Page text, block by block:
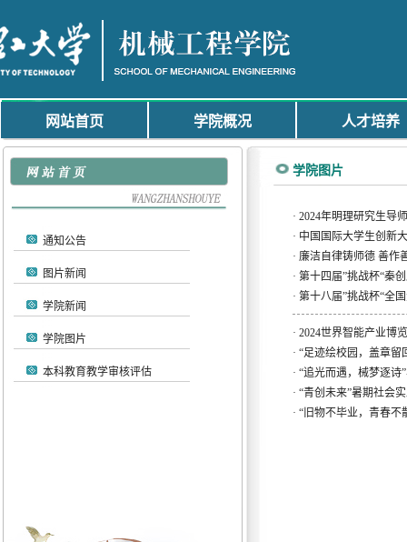
网站首页 学院概况 人才培养
通知公告
图片新闻
学院新闻
学院图片
本科教育教学审核评估
学院图片
· 2024年明理研究生导
· 中国国际大学生创新
· 廉洁自律铸师德 善作
· 第十四届”挑战杯“秦
· 第十八届”挑战杯“全
· 2024世界智能产业博
· “足迹绘校园，盖章留
· “追光而遇，械梦逐诗
· “青创未来”暑期社会
· “旧物不毕业，青春不